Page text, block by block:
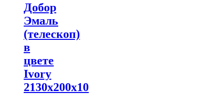
Добор
Эмаль
(телескоп)
в
цвете
Ivory
2130х200х10